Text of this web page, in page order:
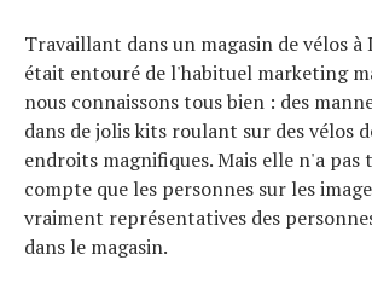
Travaillant dans un magasin de vélos
était entouré de l'habituel marketing
nous connaissons tous bien : des
dans de jolis kits roulant sur des vélos
endroits magnifiques. Mais elle n'a pas
compte que les personnes sur les
vraiment représentatives des
dans le magasin.
Tous nos articles
À propos